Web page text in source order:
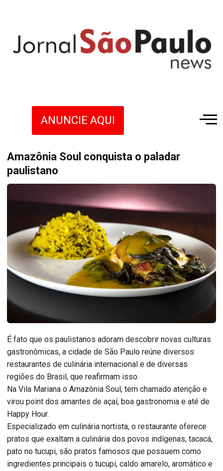
ANUNCIE AQUI
Amazônia Soul conquista o paladar
paulistano
É fato que os paulistanos adoram descobrir novas culturas
gastronômicas, a cidade de São Paulo reúne diversos
restaurantes de culinária internacional e de diversas
regiões do Brasil, que reafirmam isso.
Na Vila Mariana o Amazônia Soul, tem chamado atenção e
virou point dos amantes de açaí, boa gastronomia e até de
Happy Hour.
Especializado em culinária nortista, o restaurante oferece
pratos que exaltam a culinária dos povos indígenas, tacacá,
pato no tucupi, são pratos famosos que possuem como
ingredientes principais o tucupi, caldo amarelo, aromático e